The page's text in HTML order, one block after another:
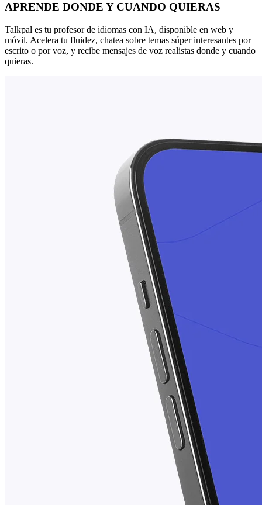
APRENDE DONDE Y CUANDO QUIERAS
Talkpal es tu profesor de idiomas con IA, disponible en web y
móvil. Acelera tu fluidez, chatea sobre temas súper interesantes por
escrito o por voz, y recibe mensajes de voz realistas donde y cuando
quieras.